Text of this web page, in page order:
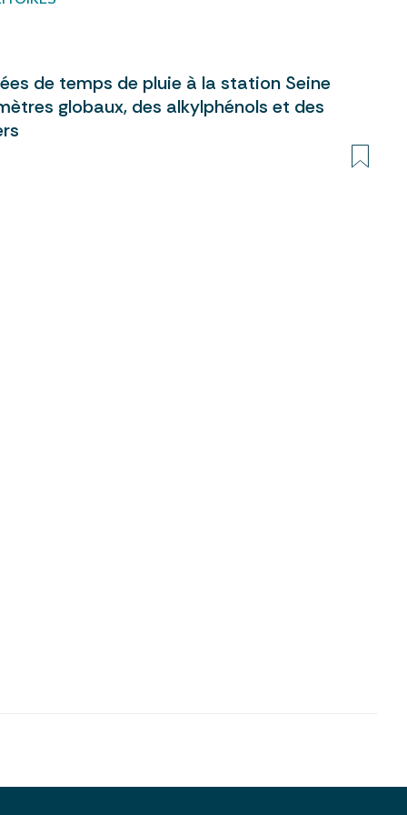
de temps de pluie à la station Seine
globaux, des alkylphénols et des